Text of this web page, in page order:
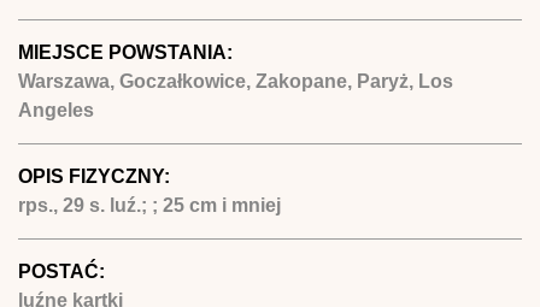
MIEJSCE POWSTANIA:
Warszawa, Goczałkowice, Zakopane, Paryż, Los
Angeles
OPIS FIZYCZNY:
rps., 29 s. luź.; ; 25 cm i mniej
POSTAĆ:
luźne kartki